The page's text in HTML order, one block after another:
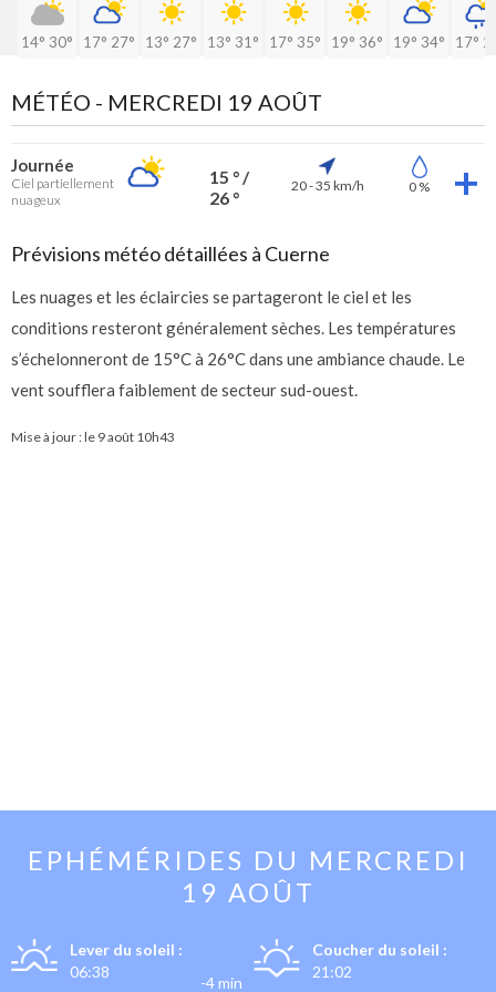
14° 30° 17° 27° 13° 27° 13° 31° 17° 35° 19° 36° 19° 34° 17°
MÉTÉO - MERCREDI 19 AOÛT
Journée
Ciel partiellement
nuageux
15 ° /
26 °
20 - 35 km/h 0 %
Prévisions météo détaillées à Cuerne
Les nuages et les éclaircies se partageront le ciel et les
conditions resteront généralement sèches. Les températures
s’échelonneront de 15°C à 26°C dans une ambiance chaude. Le
vent soufflera faiblement de secteur sud-ouest.
Mise à jour : le 9 août 10h43
EPHÉMÉRIDES DU MERCREDI
19 AOÛT
Lever du soleil :
06:38
-4 min
Coucher du soleil :
21:02